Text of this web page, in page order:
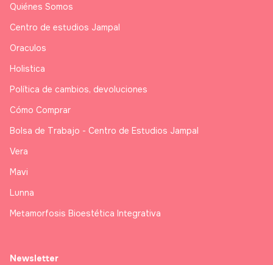
Quiénes Somos
Centro de estudios Jampal
Oraculos
Holistica
Política de cambios, devoluciones
Cómo Comprar
Bolsa de Trabajo - Centro de Estudios Jampal
Vera
Mavi
Lunna
Metamorfosis Bioestética Integrativa
Newsletter